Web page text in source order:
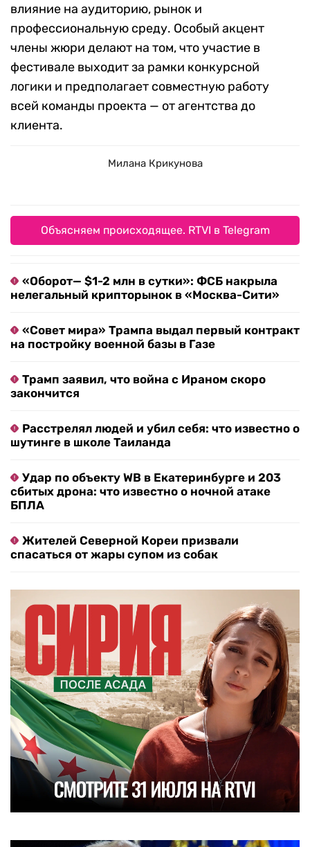
влияние на аудиторию, рынок и
профессиональную среду. Особый акцент
члены жюри делают на том, что участие в
фестивале выходит за рамки конкурсной
логики и предполагает совместную работу
всей команды проекта — от агентства до
клиента.
Милана Крикунова
Объясняем происходящее. RTVI в Telegram
«Оборот— $1-2 млн в сутки»: ФСБ накрыла
нелегальный крипторынок в «Москва-Сити»
«Совет мира» Трампа выдал первый контракт
на постройку военной базы в Газе
Трамп заявил, что война с Ираном скоро
закончится
Расстрелял людей и убил себя: что известно о
шутинге в школе Таиланда
Удар по объекту WB в Екатеринбурге и 203
сбитых дрона: что известно о ночной атаке
БПЛА
Жителей Северной Кореи призвали
спасаться от жары супом из собак